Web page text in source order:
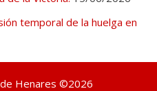
temporal de la huelga en
de Henares ©2026